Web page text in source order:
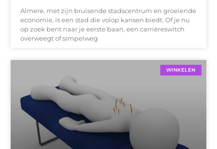
Almere, met zijn bruisende stadscentrum en groeiende
economie, is een stad die volop kansen biedt. Of je nu
op zoek bent naar je eerste baan, een carrièreswitch
overweegt of simpelweg
WINKELEN